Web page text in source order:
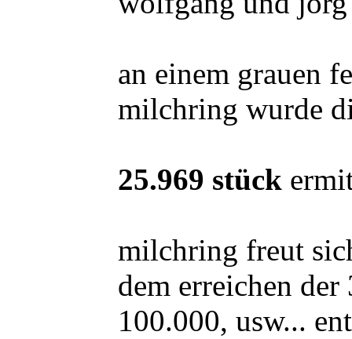
an einem grauen
milchring wurde
25.969 stück
milchring freut
dem erreichen
100.000, usw...